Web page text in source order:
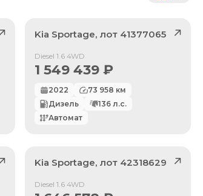
Kia Sportage, лот 41377065
Продан
Diesel 1.6 4WD
1 549 439₽
2022 73 958 км
Дизель
136л.с.
Автомат
Kia Sportage, лот 42318629
Продан
Diesel 1.6 4WD